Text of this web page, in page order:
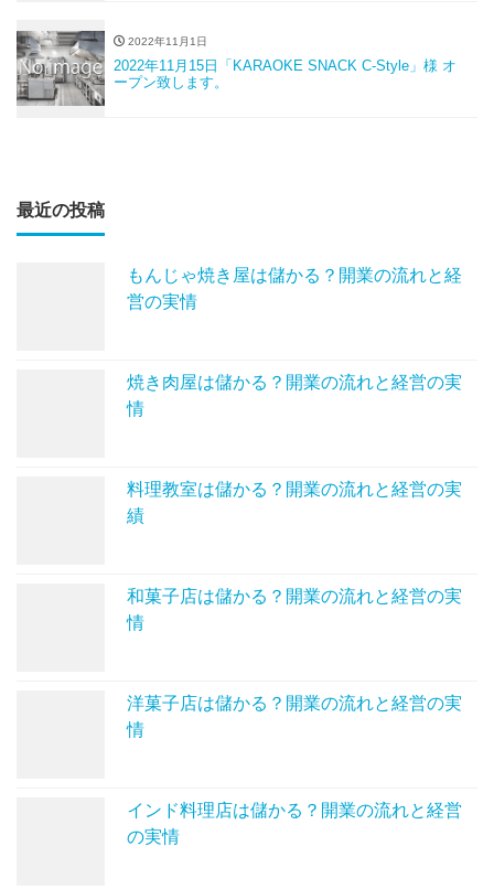
2022年11月1日
2022年11月15日「KARAOKE SNACK C-Style」様 オ
ープン致します。
最近の投稿
もんじゃ焼き屋は儲かる？開業の流れと経
営の実情
焼き肉屋は儲かる？開業の流れと経営の実
情
料理教室は儲かる？開業の流れと経営の実
績
和菓子店は儲かる？開業の流れと経営の実
情
洋菓子店は儲かる？開業の流れと経営の実
情
インド料理店は儲かる？開業の流れと経営
の実情